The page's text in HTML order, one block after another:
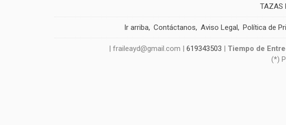
TAZAS
Ir arriba Contáctanos Aviso Legal Política de
| fraileayd@gmail.com |619343503 | Tiempo de
(*)